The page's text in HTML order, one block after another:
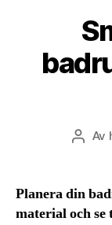
Av
Planera din
material och